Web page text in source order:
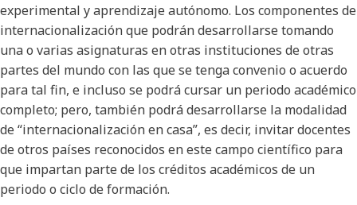
experimental y aprendizaje autónomo. Los componentes de
internacionalización que podrán desarrollarse tomando
una o varias asignaturas en otras instituciones de otras
partes del mundo con las que se tenga convenio o acuerdo
para tal fin, e incluso se podrá cursar un periodo académico
completo; pero, también podrá desarrollarse la modalidad
de “internacionalización en casa”, es decir, invitar docentes
de otros países reconocidos en este campo científico para
que impartan parte de los créditos académicos de un
periodo o ciclo de formación.